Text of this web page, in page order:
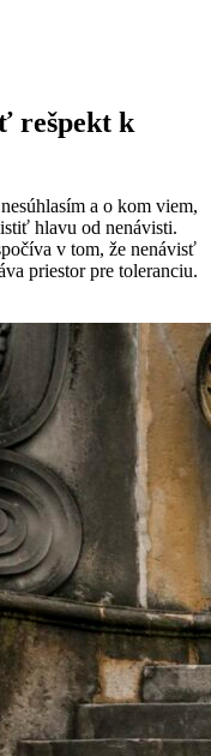
rešpekt k
a o kom viem,
hlavu od nenávisti.
v tom, že nenávisť
priestor pre toleranciu.